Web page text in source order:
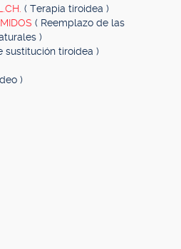
( Terapia tiroidea )
( Reemplazo de las
)
sustitución tiroidea )
)